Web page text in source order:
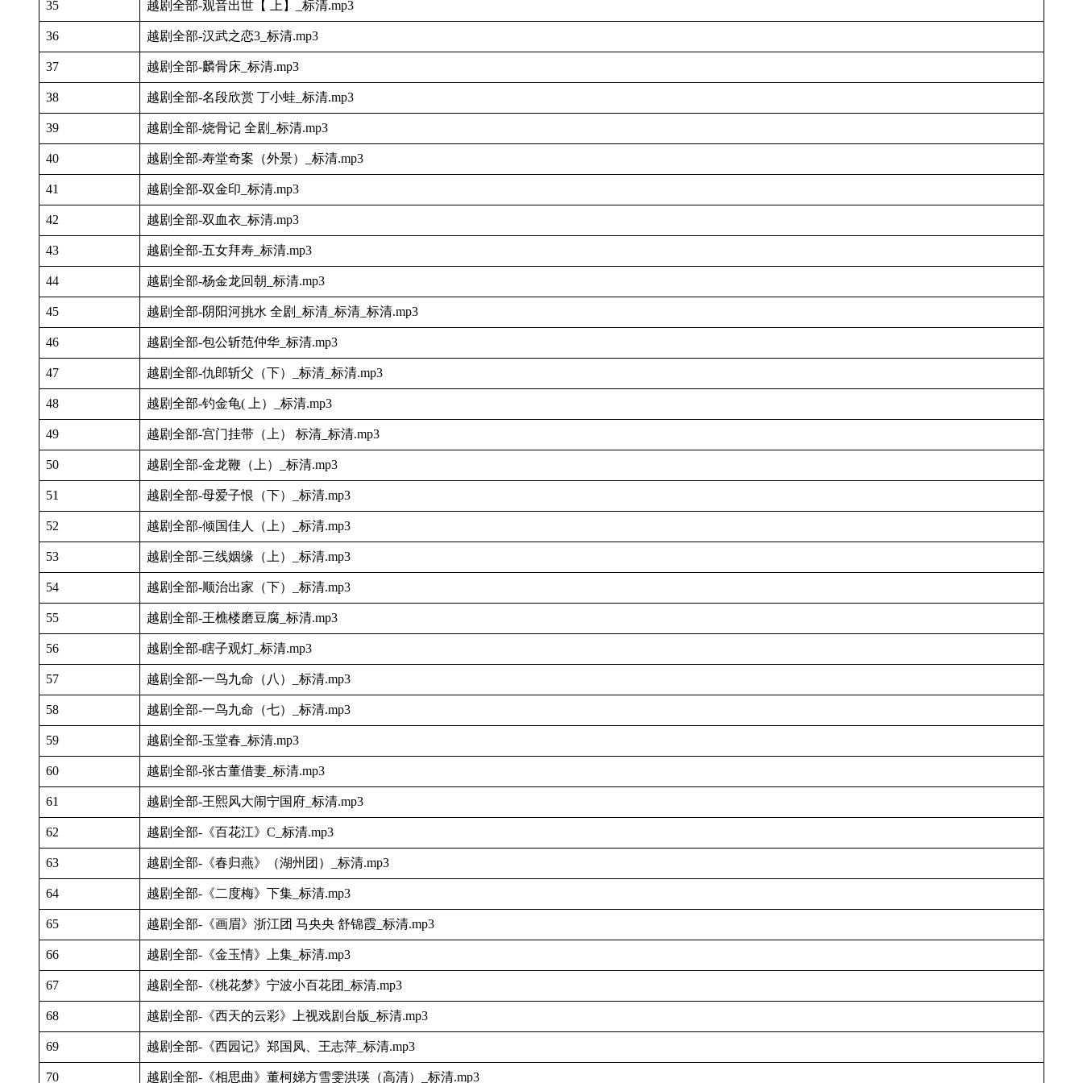
35 越剧全部-观音出世【 上】_标清.mp3
36 越剧全部-汉武之恋3_标清.mp3
37 越剧全部-麟骨床_标清.mp3
38 越剧全部-名段欣赏 丁小蛙_标清.mp3
39 越剧全部-烧骨记 全剧_标清.mp3
40 越剧全部-寿堂奇案（外景）_标清.mp3
41 越剧全部-双金印_标清.mp3
42 越剧全部-双血衣_标清.mp3
43 越剧全部-五女拜寿_标清.mp3
44 越剧全部-杨金龙回朝_标清.mp3
45 越剧全部-阴阳河挑水 全剧_标清_标清_标清.mp3
46 越剧全部-包公斩范仲华_标清.mp3
47 越剧全部-仇郎斩父（下）_标清_标清.mp3
48 越剧全部-钓金龟( 上）_标清.mp3
49 越剧全部-宫门挂带（上） 标清_标清.mp3
50 越剧全部-金龙鞭（上）_标清.mp3
51 越剧全部-母爱子恨（下）_标清.mp3
52 越剧全部-倾国佳人（上）_标清.mp3
53 越剧全部-三线姻缘（上）_标清.mp3
54 越剧全部-顺治出家（下）_标清.mp3
55 越剧全部-王樵楼磨豆腐_标清.mp3
56 越剧全部-瞎子观灯_标清.mp3
57 越剧全部-一鸟九命（八）_标清.mp3
58 越剧全部-一鸟九命（七）_标清.mp3
59 越剧全部-玉堂春_标清.mp3
60 越剧全部-张古董借妻_标清.mp3
61 越剧全部-王熙风大闹宁国府_标清.mp3
62 越剧全部-《百花江》C_标清.mp3
63 越剧全部-《春归燕》（湖州团）_标清.mp3
64 越剧全部-《二度梅》下集_标清.mp3
65 越剧全部-《画眉》浙江团 马央央 舒锦霞_标清.mp3
66 越剧全部-《金玉情》上集_标清.mp3
67 越剧全部-《桃花梦》宁波小百花团_标清.mp3
68 越剧全部-《西天的云彩》上视戏剧台版_标清.mp3
69 越剧全部-《西园记》郑国凤、王志萍_标清.mp3
70 越剧全部-《相思曲》董柯娣方雪雯洪瑛（高清）_标清.mp3